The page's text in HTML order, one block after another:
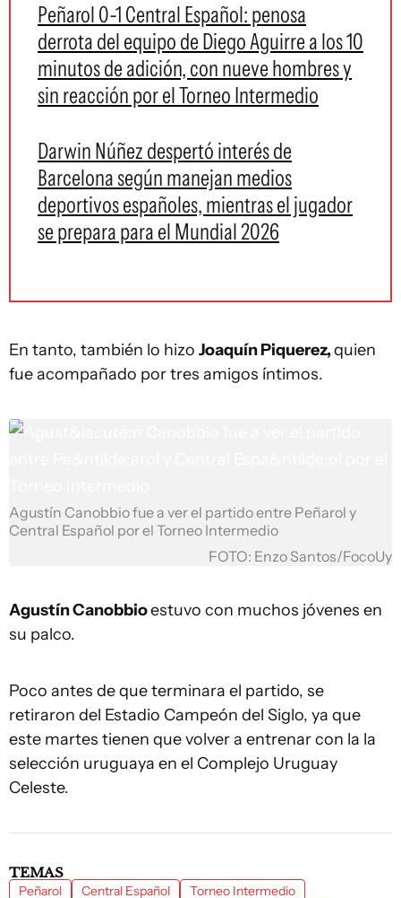
Peñarol 0-1 Central Español: penosa
derrota del equipo de Diego Aguirre a los 10
minutos de adición, con nueve hombres y
sin reacción por el Torneo Intermedio
Darwin Núñez despertó interés de
Barcelona según manejan medios
deportivos españoles, mientras el jugador
se prepara para el Mundial 2026
En tanto, también lo hizo Joaquín Piquerez,quien
fue acompañado por tres amigos íntimos.
Agustín Canobbio fue a ver el partido entre Peñarol y
Central Español por el Torneo Intermedio
FOTO: Enzo Santos/FocoUy
Agustín Canobbioestuvo con muchos jóvenes en
su palco.
Poco antes de que terminara el partido, se
retiraron del Estadio Campeón del Siglo, ya que
este martes tienen que volver a entrenar con la la
selección uruguaya en el Complejo Uruguay
Celeste.
TEMAS
Peñarol Central Español
Torneo Intermedio